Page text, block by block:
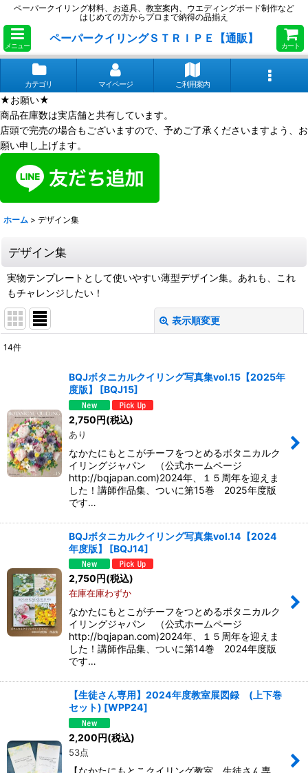
ペーパークイリング材料、お道具、教室案内、ウエディングボード制作など
はじめての方からプロまで納得の品揃え
メニュー
ペーパークイリングＳＴＲＩＰＥ【通販】
カート
カテゴリ マイページ ご利用案内
★お願い★
商品在庫数は実店舗と共有しています。
店頭で完売の場合もございますので、予めご了承くださいますよう、お
願い申し上げます。
ホーム > デザイン集
デザイン集
実物テンプレートとして使いやすい薄型デザイン集。あれも、これ
もチャレンジしたい！
表示順変更
14件
BQJボタニカルクイリング写真集vol.15【2025年
度版】
[BQJ15]
2,750円(税込)
あり
なかたにもとこがチーフをつとめるボタニカルク
イリングジャパン （公式ホームページ
http://bqjapan.com)2024年、１５周年を迎えま
した！講師作品集、ついに第15巻 2025年度版
です…
BQJボタニカルクイリング写真集vol.14【2024
年度版】
[BQJ14]
2,750円(税込)
在庫在庫わずか
なかたにもとこがチーフをつとめるボタニカルク
イリングジャパン （公式ホームページ
http://bqjapan.com)2024年、１５周年を迎えま
した！講師作品集、ついに第14巻 2024年度版
です…
【生徒さん専用】2024年度教室展図録 (上下巻
セット) [WPP24]
2,200円(税込)
53点
【なかたにもとこクイリング教室 生徒さん専